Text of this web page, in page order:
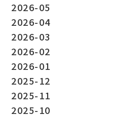
2026-05
2026-04
2026-03
2026-02
2026-01
2025-12
2025-11
2025-10